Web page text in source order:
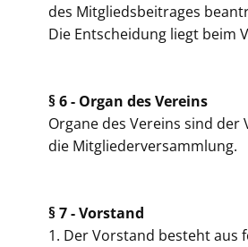
des Mitgliedsbeitrages
Die Entscheidung liegt beim
§ 6 - Organ des Vereins
Organe des Vereins sind der
die Mitgliederversammlung.
§ 7 -Vorstand
1. Der Vorstand besteht aus